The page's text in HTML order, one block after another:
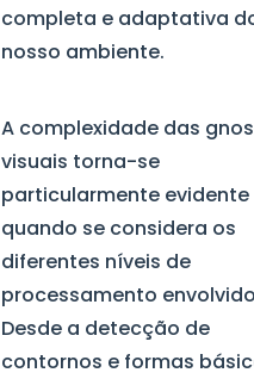
completa e adaptativa
nosso ambiente.
A complexidade das
visuais torna-se
particularmente evidente
quando se considera os
diferentes níveis de
processamento
Desde a detecção de
contornos e formas